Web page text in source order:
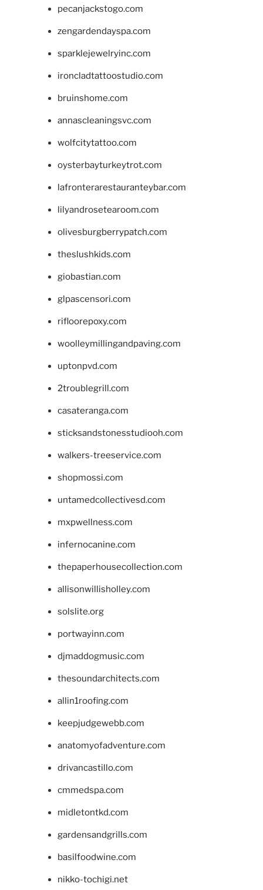
pecanjackstogo.com
zengardendayspa.com
sparklejewelryinc.com
ironcladtattoostudio.com
bruinshome.com
annascleaningsvc.com
wolfcitytattoo.com
oysterbayturkeytrot.com
lafronterarestauranteybar.com
lilyandrosetearoom.com
olivesburgberrypatch.com
theslushkids.com
giobastian.com
glpascensori.com
rifloorepoxy.com
woolleymillingandpaving.com
uptonpvd.com
2troublegrill.com
casateranga.com
sticksandstonesstudiooh.com
walkers-treeservice.com
shopmossi.com
untamedcollectivesd.com
mxpwellness.com
infernocanine.com
thepaperhousecollection.com
allisonwillisholley.com
solslite.org
portwayinn.com
djmaddogmusic.com
thesoundarchitects.com
allin1roofing.com
keepjudgewebb.com
anatomyofadventure.com
drivancastillo.com
cmmedspa.com
midletontkd.com
gardensandgrills.com
basilfoodwine.com
nikko-tochigi.net